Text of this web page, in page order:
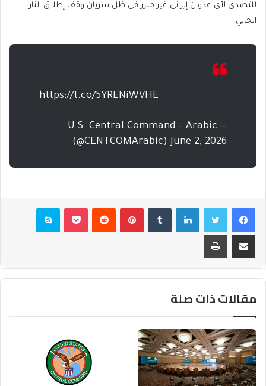
للتصدي لأي عدوان إيراني غير مبرر في ظل سريان وقف إطلاق النار
الحالي.
https://t.co/5YRENiWVHE
— U.S. Central Command – Arabic
(@CENTCOMArabic) June 2, 2026
فيسبوكتويتر لينكدإن بينتيريست بوكيت سكايب
مشاركة عبر البريد طباعة
مقالات ذات صلة